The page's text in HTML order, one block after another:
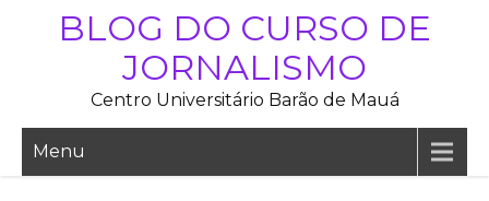
BLOG DO CURSO DE
JORNALISMO
Centro Universitário Barão de Mauá
Menu